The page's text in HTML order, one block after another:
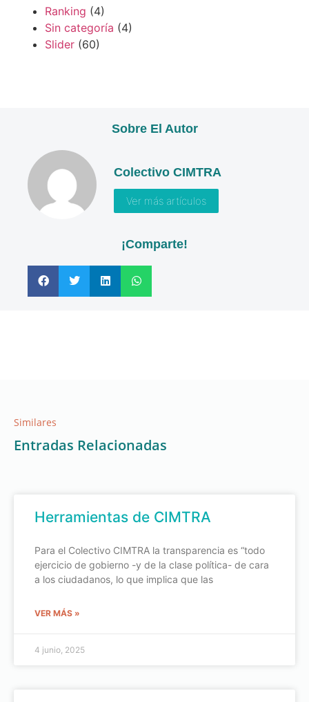
Ranking (4)
Sin categoría (4)
Slider (60)
Sobre El Autor
Colectivo CIMTRA
Ver más artículos
¡Comparte!
Similares
Entradas Relacionadas
Herramientas de CIMTRA
Para el Colectivo CIMTRA la transparencia es “todo
ejercicio de gobierno -y de la clase política- de cara
a los ciudadanos, lo que implica que las
VER MÁS »
4 junio, 2025